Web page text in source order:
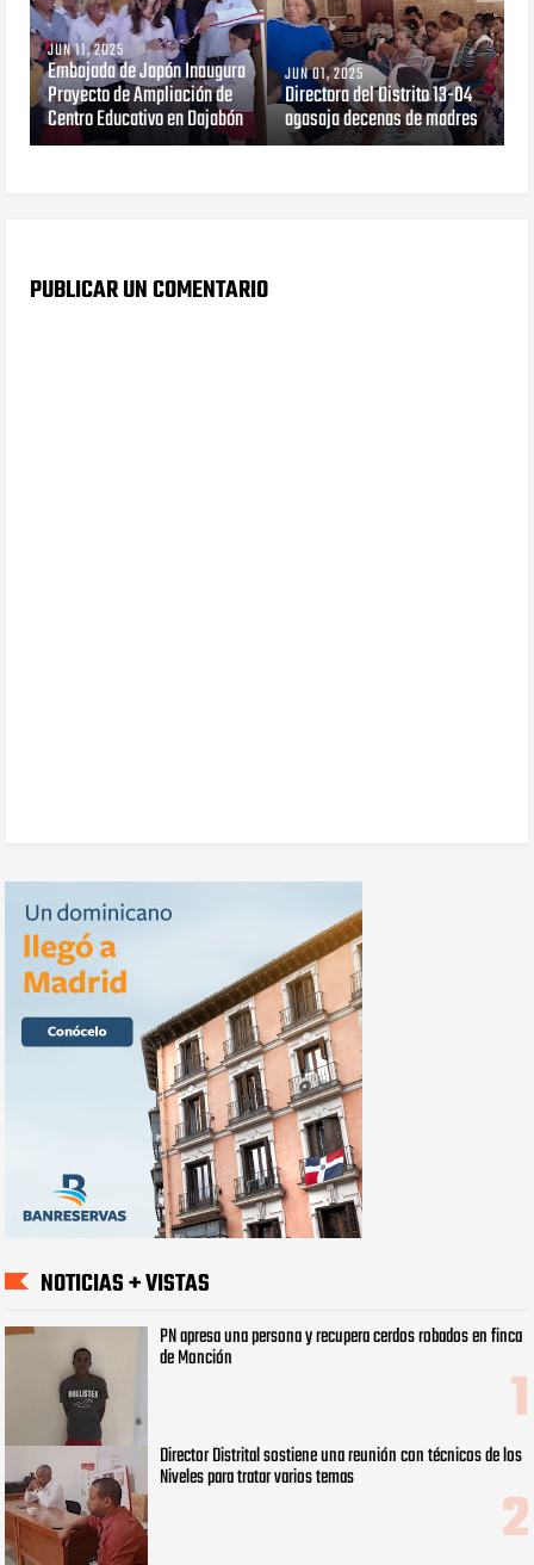
JUN 11, 2025
Embajada de Japón Inaugura
Proyecto de Ampliación de
Centro Educativo en Dajabón
JUN 01, 2025
Directora del Distrito 13-04
agasaja decenas de madres
PUBLICAR UN COMENTARIO
NOTICIAS + VISTAS
PN apresa una persona y recupera cerdos robados en finca
de Monción
Director Distrital sostiene una reunión con técnicos de los
Niveles para tratar varios temas